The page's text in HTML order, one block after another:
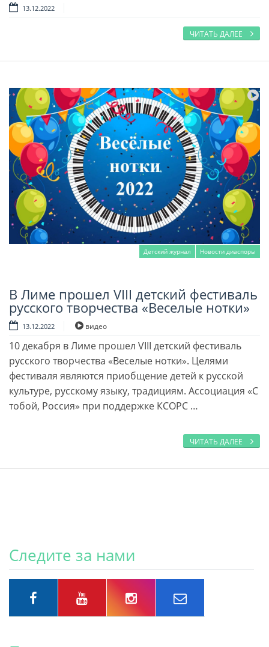
13.12.2022
ЧИТАТЬ ДАЛЕЕ
Детский журнал Новости диаспоры
Читать далее
В Лиме прошел VIII детский фестиваль
русского творчества «Веселые нотки»
13.12.2022 видео
10 декабря в Лиме прошел VIII детский фестиваль
русского творчества «Веселые нотки». Целями
фестиваля являются приобщение детей к русской
культуре, русскому языку, традициям. Ассоциация «С
тобой, Россия» при поддержке КСОРС …
ЧИТАТЬ ДАЛЕЕ
Следите за нами